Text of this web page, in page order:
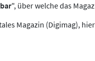
", über welche das
Magazin (Digimag),